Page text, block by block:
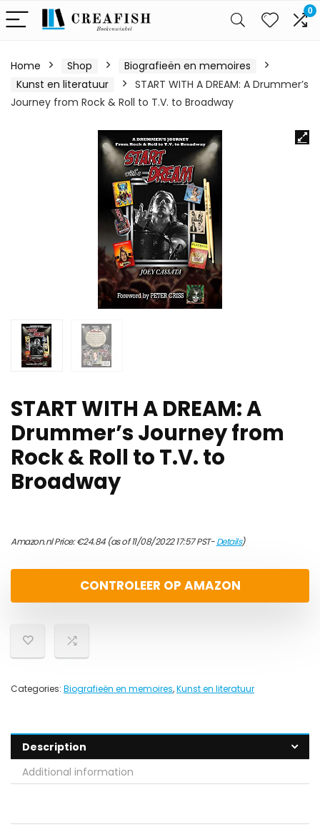
0
Home Shop
Biografieën en memoires
Kunst en literatuur
START WITH A DREAM: A Drummer’s
Journey from Rock & Roll to T.V. to Broadway
START WITH A DREAM: A
Drummer’s Journey from
Rock & Roll to T.V. to
Broadway
Amazon.nl Price:€24.84(as of 11/08/2022 17:57 PST-Details)
CONTROLEER OP AMAZON
Categories: Biografieën en memoires,Kunst en literatuur
Description
Additional information